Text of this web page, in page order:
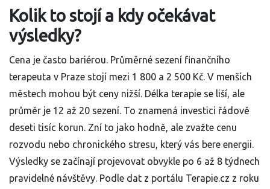
Kolik to stojí a kdy očekávat
výsledky?
Cena je často bariérou. Průměrné sezení finančního
terapeuta v Praze stojí mezi 1 800 a 2 500 Kč. V menších
městech mohou být ceny nižší. Délka terapie se liší, ale
průměr je 12 až 20 sezení. To znamená investici řádově
deseti tisíc korun. Zní to jako hodně, ale zvažte cenu
rozvodu nebo chronického stresu, který vás bere energii.
Výsledky se začínají projevovat obvykle po 6 až 8 týdnech
pravidelné návštěvy. Podle dat z portálu Terapie.cz z roku